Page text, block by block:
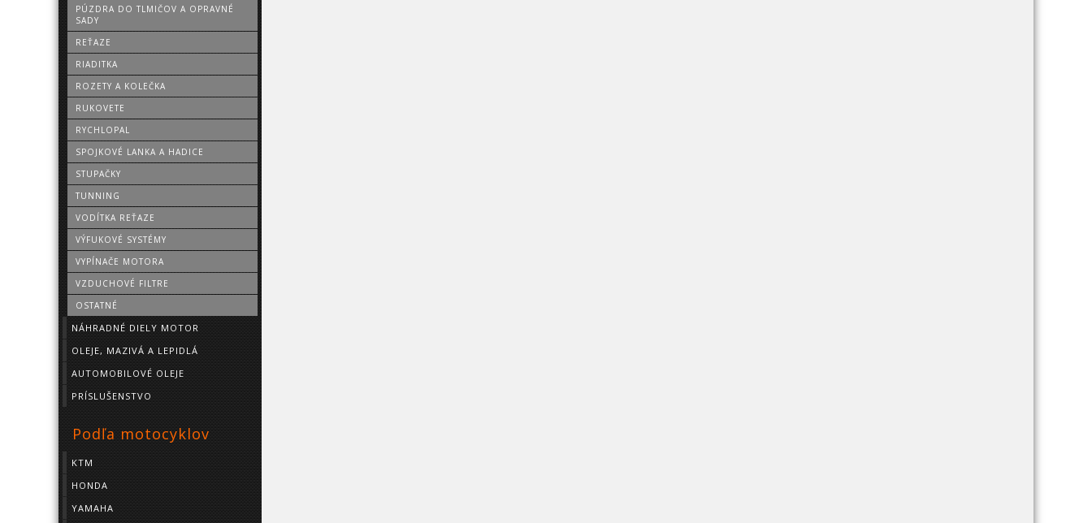
PÚZDRA DO TLMIČOV A OPRAVNÉ
SADY
REŤAZE
RIADITKA
ROZETY A KOLEČKA
RUKOVETE
RYCHLOPAL
SPOJKOVÉ LANKA A HADICE
STUPAČKY
TUNNING
VODÍTKA REŤAZE
VÝFUKOVÉ SYSTÉMY
VYPÍNAČE MOTORA
VZDUCHOVÉ FILTRE
OSTATNÉ
NÁHRADNÉ DIELY MOTOR
OLEJE, MAZIVÁ A LEPIDLÁ
AUTOMOBILOVÉ OLEJE
PRÍSLUŠENSTVO
Podľa motocyklov
KTM
HONDA
YAMAHA